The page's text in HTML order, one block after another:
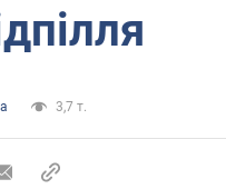
3,7 т.